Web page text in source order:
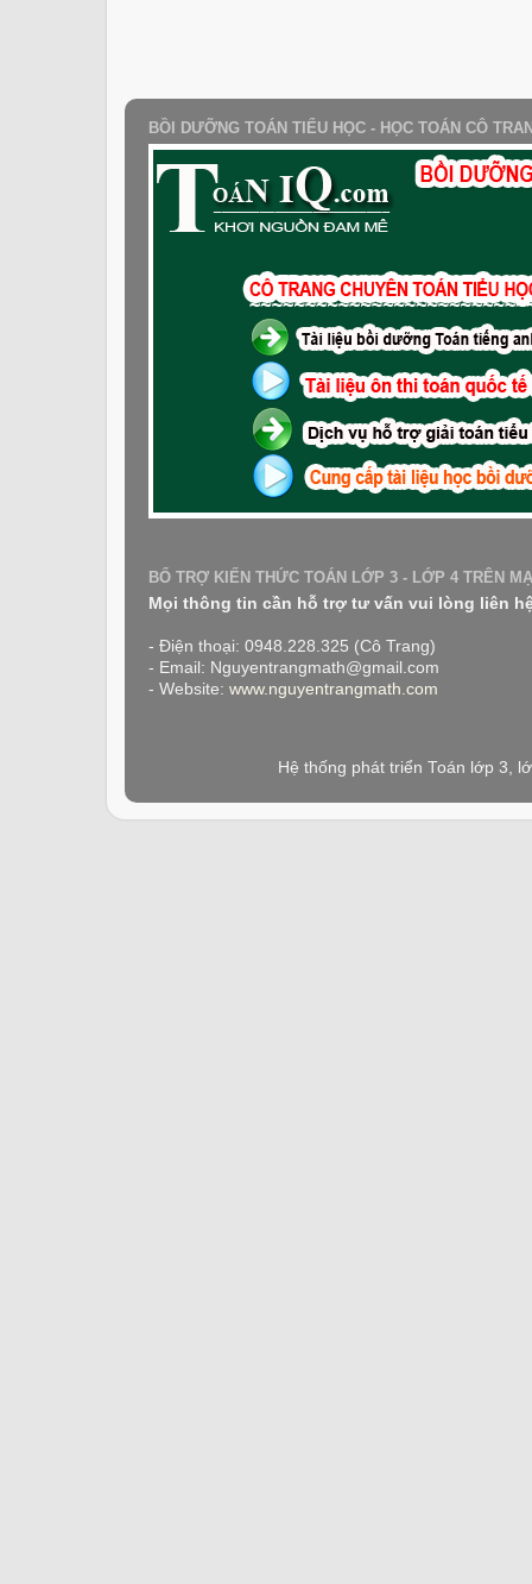
BỒI DƯỠNG TOÁN TIỂU HỌC - HỌC TOÁN CÔ
BỔ TRỢ KIẾN THỨC TOÁN LỚP 3 - LỚP 4 TRÊN
Mọi thông tin cần hỗ trợ tư vấn vui lòng liên
- Điện thoại: 0948.228.325 (Cô Trang)
- Email: Nguyentrangmath@gmail.com
- Website: www.nguyentrangmath.com
Hệ thống phát triển Toán lớp 3,